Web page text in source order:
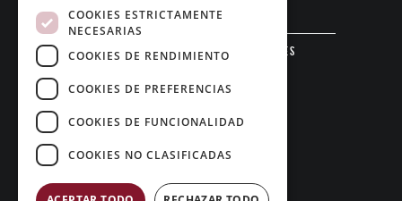
Sigue al Club Patín Fraga en las redes
COOKIES ESTRICTAMENTE
NECESARIAS
COOKIES DE RENDIMIENTO
COOKIES DE PREFERENCIAS
COOKIES DE FUNCIONALIDAD
COOKIES NO CLASIFICADAS